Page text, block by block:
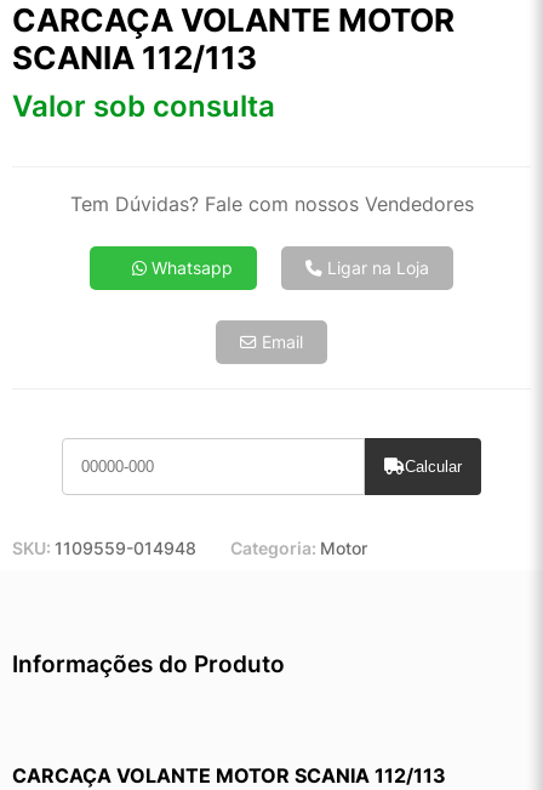
CARCAÇA VOLANTE MOTOR
SCANIA 112/113
Valor sob consulta
Tem Dúvidas? Fale com nossos Vendedores
Whatsapp Ligar na Loja
Email
Calcular
SKU: 1109559-014948 Categoria: Motor
Informações do Produto
CARCAÇA VOLANTE MOTOR SCANIA 112/113